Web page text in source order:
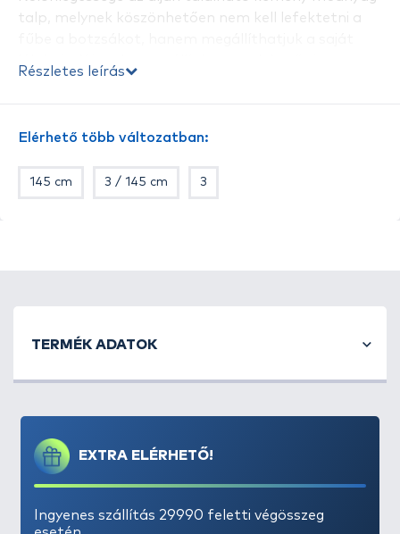
talp, melynek köszönhetően nem kell lefektetni a
145 cm-es és 165 cm-es hosszban, 2 vagy 3 fachos
változatba a 3,9 méteres, míg nagyobba 4,2-4,5
Részletes leírás
Elérhető több változatban:
145 cm 3 / 145 cm 3
EXTRA ELÉRHETŐ!
Ingyenes szállítás 29990 feletti végösszeg
TERMÉK ADATOK